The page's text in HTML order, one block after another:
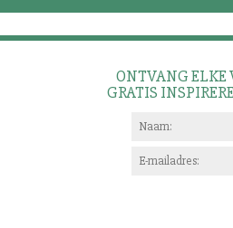
ONTVANG ELKE
GRATIS